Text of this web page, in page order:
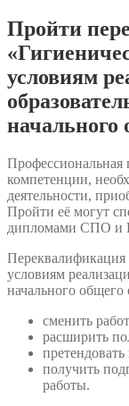
Пройти
условиям
начального
Профессиональная
компетенции,
деятельности,
Пройти её могут
дипломами СПО и
Переквалификация
условиям
начального общего
сменить
расширить
получить
работы.